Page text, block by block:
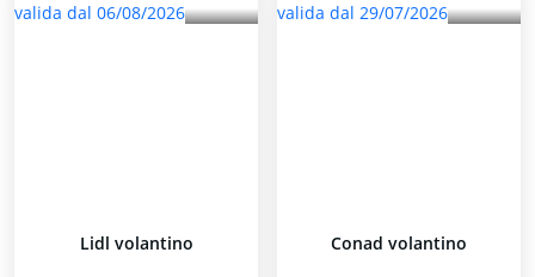
Lidl volantino Conad volantino